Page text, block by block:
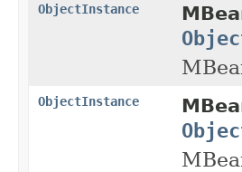
ObjectInstance
ObjectInstance